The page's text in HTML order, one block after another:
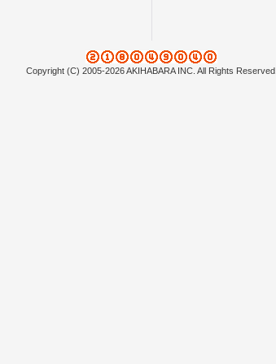
Copyright (C) 2005-2026 AKIHABARA INC. All Rights Reserved.